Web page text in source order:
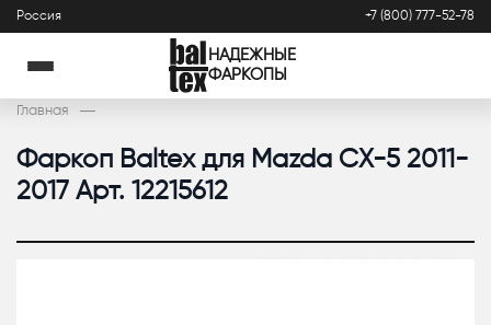
Россия +7 (800) 777-52-78
НАДЕЖНЫЕ
ФАРКОПЫ
Главная
Фаркоп Baltex для Mazda CX-5 2011-
2017 Арт. 12215612